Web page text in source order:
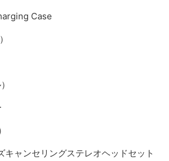
Case
ャンセリングステレオヘッドセット